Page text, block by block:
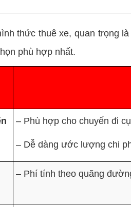
thức thuê xe, quan trọng
phù hợp nhất.
– Phù hợp cho chuyến đi
– Dễ dàng ước lượng chi
– Phí tính theo quãng